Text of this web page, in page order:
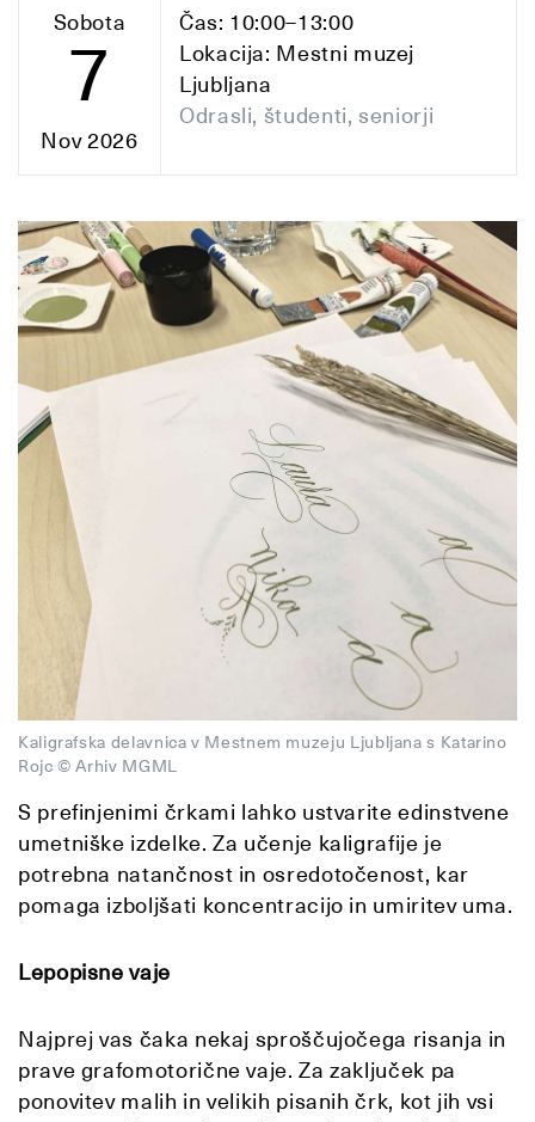
Sobota
7
Nov 2026
Čas: 10:00–13:00
Lokacija: Mestni muzej
Ljubljana
Odrasli, študenti, seniorji
Kaligrafska delavnica v Mestnem muzeju Ljubljana s Katarino
Rojc © Arhiv MGML
S prefinjenimi črkami lahko ustvarite edinstvene
umetniške izdelke. Za učenje kaligrafije je
potrebna natančnost in osredotočenost, kar
pomaga izboljšati koncentracijo in umiritev uma.
Lepopisne vaje
Najprej vas čaka nekaj sproščujočega risanja in
prave grafomotorične vaje. Za zaključek pa
ponovitev malih in velikih pisanih črk, kot jih vsi